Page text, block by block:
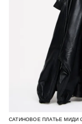
САТИНОВОЕ ПЛАТЬЕ МИДИ